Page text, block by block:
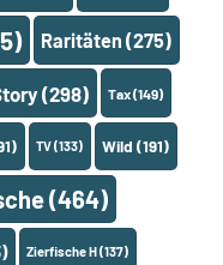
Raritäten (275)
(298) Tax(149)
TV(133) Wild (191)
(464)
Zierfische H(137)